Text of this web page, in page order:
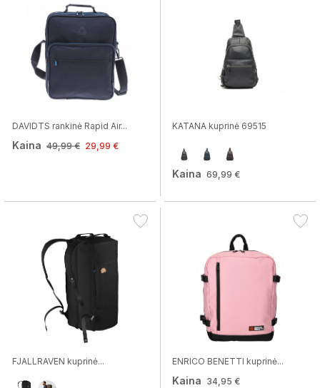
DAVIDTS rankinė Rapid Air...
Kaina 49,99 € 29,99 €
KATANA kuprinė 69515
Kaina 69,99 €
FJALLRAVEN kuprinė... ENRICO BENETTI kuprinė...
Kaina 34,95 €